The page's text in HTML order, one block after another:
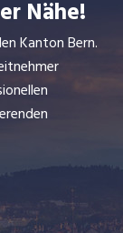
Nähe!
Kanton Bern.